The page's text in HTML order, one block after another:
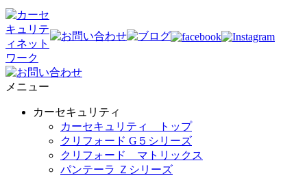
メニュー
カーセキュリティ
カーセキュリティ トップ
クリフォード G５シリーズ
クリフォード マトリックス
パンテーラ Ｚシリーズ